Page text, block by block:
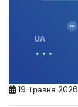
19 Травня 2026